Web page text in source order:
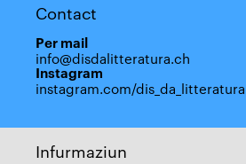
Contact
Per mail
info@disdalitteratura.ch
Instagram
instagram.com/dis_da_litteratura
Infurmaziun